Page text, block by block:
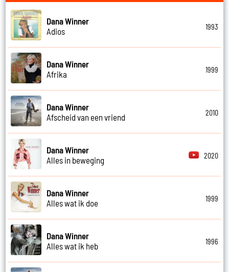
Dana Winner
Adios
1993
Dana Winner
Afrika
1999
Dana Winner
Afscheid van een vriend
2010
Dana Winner
Alles in beweging
2020
Dana Winner
Alles wat ik doe
1999
Dana Winner
Alles wat ik heb
1996